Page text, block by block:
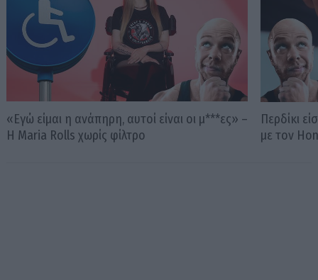
«Εγώ είμαι η ανάπηρη, αυτοί είναι οι μ***ες» –
Η Maria Rolls χωρίς φίλτρο
Περδίκι
με τον